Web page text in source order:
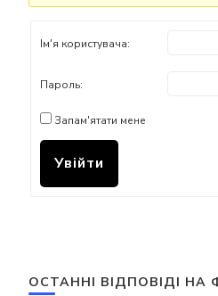
Ім'я користувача:
Пароль:
Запам'ятати мене
Увійти
ОСТАННІ ВІДПОВІДІ НА